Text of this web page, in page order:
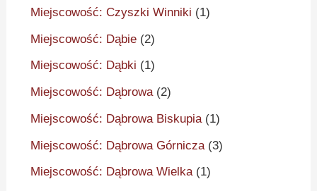
Miejscowość: Czyszki Winniki (1)
Miejscowość: Dąbie (2)
Miejscowość: Dąbki (1)
Miejscowość: Dąbrowa(2)
Miejscowość: Dąbrowa Biskupia (1)
Miejscowość: Dąbrowa Górnicza (3)
Miejscowość: Dąbrowa Wielka(1)